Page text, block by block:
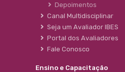
Depoimentos
Canal Multidisciplinar
Seja um Avaliador IBES
Portal dos Avaliadores
Fale Conosco
Ensino e Capacitação